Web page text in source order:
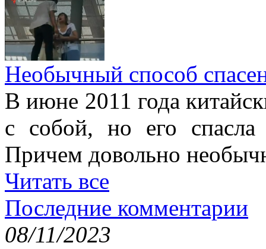
Необычный способ
В июне 2011 года
с собой, но его
Причем довольно
Читать все
Последние комментарии
08/11/2023